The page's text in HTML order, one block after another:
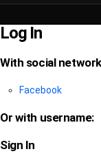
Log In
With social
Facebook
Or with username:
Sign In